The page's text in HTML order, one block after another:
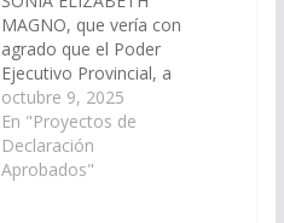
MAGNO, que vería con
agrado que el Poder
Ejecutivo Provincial, a
través del Ministerio de
Salud Pública disponga
las medidas y recursos
necesarios a los fines
octubre 9, 2025
En "Proyectos de
Declaración
Aprobados"